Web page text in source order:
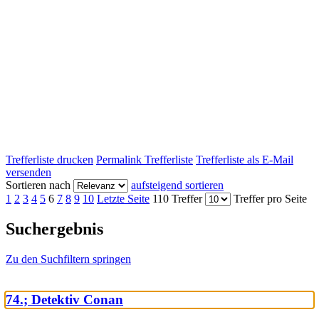
Trefferliste drucken Permalink Trefferliste Trefferliste als E-Mail
versenden
Sortieren nach
aufsteigend sortieren
1 2 3 4 5 6 7 8 9 10 Letzte Seite 110 Treffer Treffer pro Seite
Suchergebnis
Zu den Suchfiltern springen
74.; Detektiv Conan